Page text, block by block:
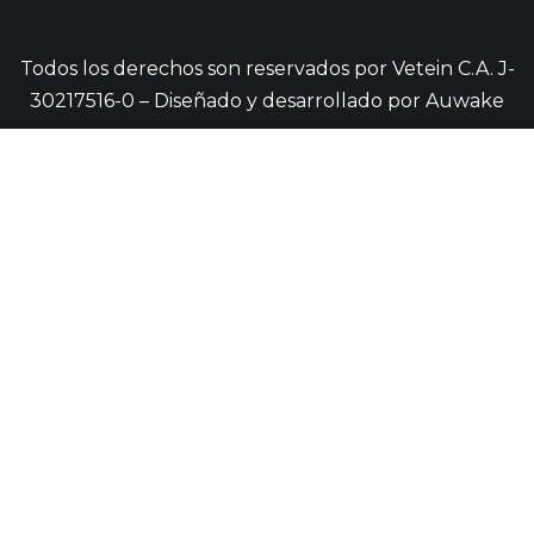
Todos los derechos son reservados por Vetein C.A. J-
30217516-0 – Diseñado y desarrollado por Auwake